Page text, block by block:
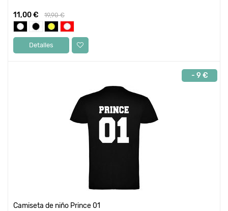
11,00 € 19,90 €
Detalles
Camiseta de niño Prince 01
- 9 €